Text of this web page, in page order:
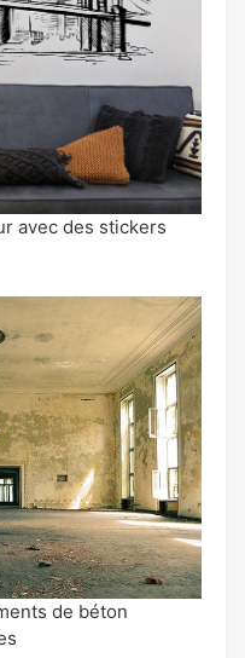
avec des stickers
de béton